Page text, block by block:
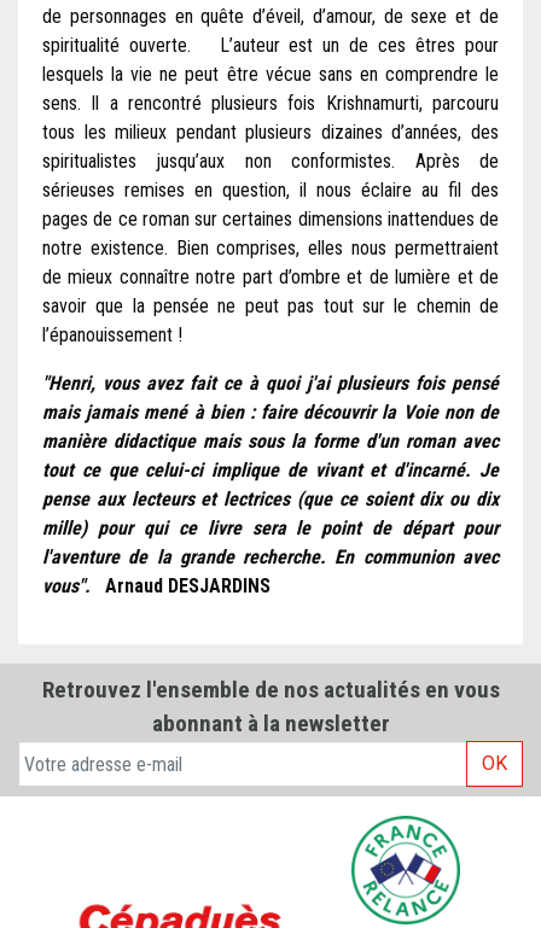
de personnages en quête d’éveil, d’amour, de sexe et de
spiritualité ouverte. L’auteur est un de ces êtres pour
lesquels la vie ne peut être vécue sans en comprendre le
sens. Il a rencontré plusieurs fois Krishnamurti, parcouru
tous les milieux pendant plusieurs dizaines d’années, des
spiritualistes jusqu’aux non conformistes. Après de
sérieuses remises en question, il nous éclaire au fil des
pages de ce roman sur certaines dimensions inattendues de
notre existence. Bien comprises, elles nous permettraient
de mieux connaître notre part d’ombre et de lumière et de
savoir que la pensée ne peut pas tout sur le chemin de
l’épanouissement !
"Henri, vous avez fait ce à quoi j'ai plusieurs fois pensé
mais jamais mené à bien : faire découvrir la Voie non de
manière didactique mais sous la forme d'un roman avec
tout ce que celui-ci implique de vivant et d'incarné. Je
pense aux lecteurs et lectrices (que ce soient dix ou dix
mille) pour qui ce livre sera le point de départ pour
l'aventure de la grande recherche. En communion avec
vous". Arnaud DESJARDINS
Retrouvez l'ensemble de nos actualités en vous
abonnant à la newsletter
OK